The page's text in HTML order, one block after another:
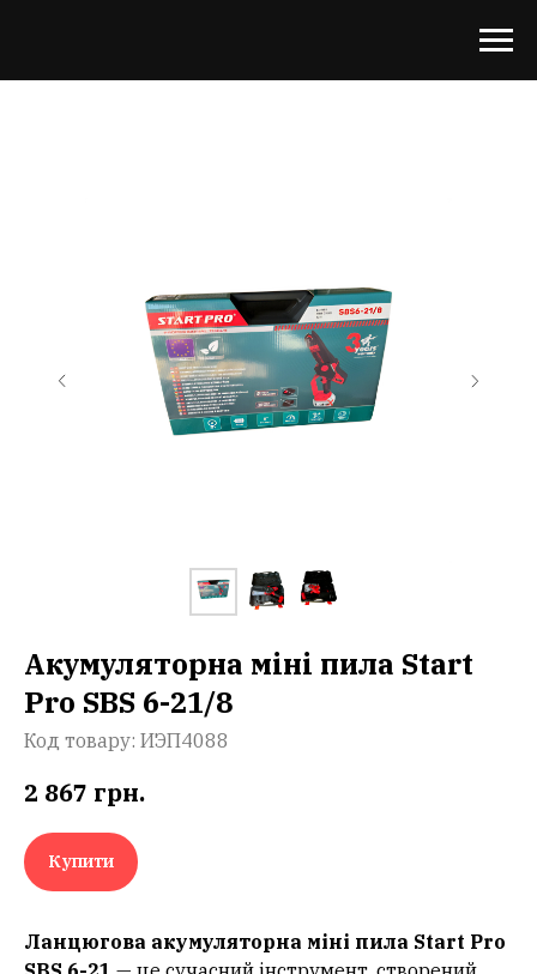
Акумуляторна міні пила Start
Pro SBS 6-21/8
Код товару: ИЭП4088
2 867 грн.
Купити
Ланцюгова акумуляторна міні пила Start Pro